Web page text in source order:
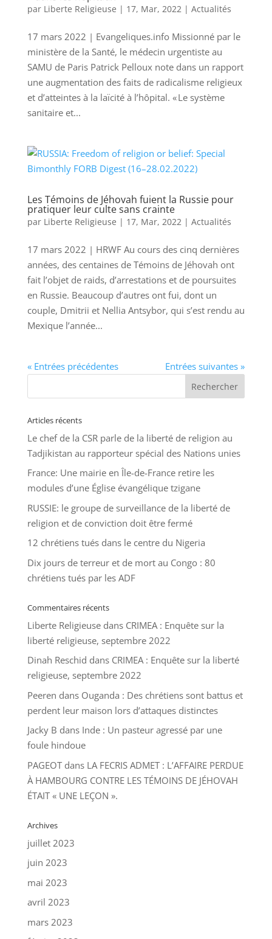
par Liberte Religieuse | 17, Mar, 2022| Actualités
17 mars 2022 | Evangeliques.info Missionné par le
ministère de la Santé, le médecin urgentiste au
SAMU de Paris Patrick Pelloux note dans un rapport
une augmentation des faits de radicalisme religieux
et d’atteintes à la laïcité à l’hôpital. « Le système
sanitaire et...
Les Témoins de Jéhovah fuient la Russie pour
pratiquer leur culte sans crainte
par Liberte Religieuse | 17, Mar, 2022| Actualités
17 mars 2022 | HRWF Au cours des cinq dernières
années, des centaines de Témoins de Jéhovah ont
fait l’objet de raids, d’arrestations et de poursuites
en Russie. Beaucoup d’autres ont fui, dont un
couple, Dmitrii et Nellia Antsybor, qui s’est rendu au
Mexique l’année...
« Entrées précédentes Entrées suivantes »
Articles récents
Le chef de la CSR parle de la liberté de religion au
Tadjikistan au rapporteur spécial des Nations unies
France: Une mairie en Île-de-France retire les
modules d’une Église évangélique tzigane
RUSSIE: le groupe de surveillance de la liberté de
religion et de conviction doit être fermé
12 chrétiens tués dans le centre du Nigeria
Dix jours de terreur et de mort au Congo : 80
chrétiens tués par les ADF
Commentaires récents
Liberte Religieusedans CRIMEA : Enquête sur la
liberté religieuse, septembre 2022
Dinah Reschid dans CRIMEA : Enquête sur la liberté
religieuse, septembre 2022
Peeren dans Ouganda : Des chrétiens sont battus et
perdent leur maison lors d’attaques distinctes
Jacky B dans Inde : Un pasteur agressé par une
foule hindoue
PAGEOTdans LA FECRIS ADMET : L’AFFAIRE PERDUE
À HAMBOURG CONTRE LES TÉMOINS DE JÉHOVAH
ÉTAIT « UNE LEÇON ».
Archives
juillet 2023
juin 2023
mai 2023
avril 2023
mars 2023